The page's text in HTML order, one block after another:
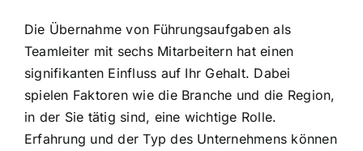
Die Übernahme von Führungsaufgaben als
Teamleiter mit sechs Mitarbeitern hat einen
signifikanten Einfluss auf Ihr Gehalt. Dabei
spielen Faktoren wie die Branche und die Region,
in der Sie tätig sind, eine wichtige Rolle.
Erfahrung und der Typ des Unternehmens können